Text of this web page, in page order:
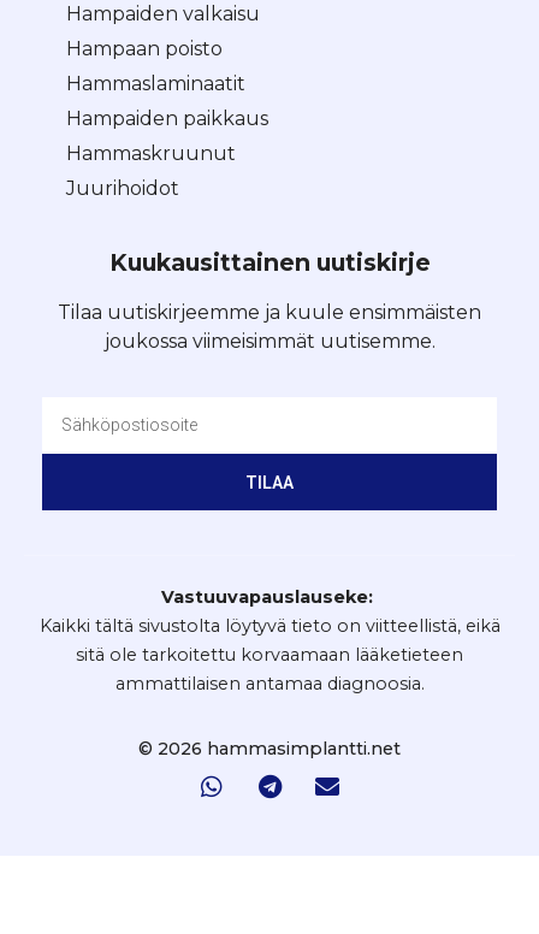
Hampaiden valkaisu
Hampaan poisto
Hammaslaminaatit
Hampaiden paikkaus
Hammaskruunut
Juurihoidot
Kuukausittainen uutiskirje
Tilaa uutiskirjeemme ja kuule ensimmäisten
joukossa viimeisimmät uutisemme.
TILAA
Vastuuvapauslauseke:
Kaikki tältä sivustolta löytyvä tieto on viitteellistä, eikä
sitä ole tarkoitettu korvaamaan lääketieteen
ammattilaisen antamaa diagnoosia.
© 2026 hammasimplantti.net